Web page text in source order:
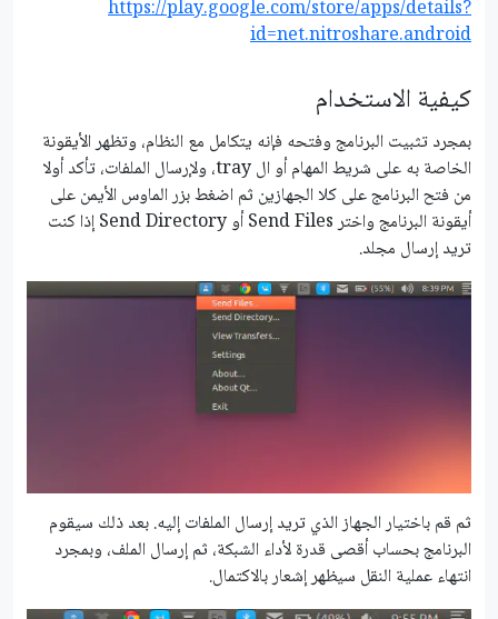
https://play.google.com/store/apps/details?
id=net.nitroshare.android
كيفية الاستخدام
بمجرد تثبيت البرنامج وفتحه فإنه يتكامل مع النظام، وتظهر الأيقونة
الخاصة به على شريط المهام أو ال tray، ولإرسال الملفات، تأكد أولا
من فتح البرنامج على كلا الجهازين ثم اضغط بزر الماوس الأيمن على
أيقونة البرنامج واختر Send Files أو Send Directory إذا كنت
تريد إرسال مجلد.
ثم قم باختيار الجهاز الذي تريد إرسال الملفات إليه. بعد ذلك سيقوم
البرنامج بحساب أقصى قدرة لأداء الشبكة، ثم إرسال الملف، وبمجرد
انتهاء عملية النقل سيظهر إشعار بالاكتمال.